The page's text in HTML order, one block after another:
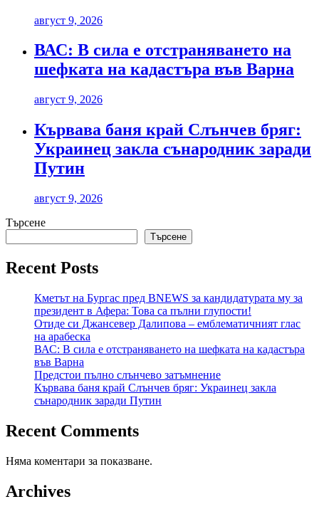
август 9, 2026
ВАС: В сила е отстраняването на
шефката на кадастъра във Варна
август 9, 2026
Кървава баня край Слънчев бряг:
Украинец закла сънародник заради
Путин
август 9, 2026
Търсене
Търсене
Recent Posts
Кметът на Бургас пред BNEWS за кандидатурата му за
президент в Афера: Това са пълни глупости!
Отиде си Джансевер Далипова – емблематичният глас
на арабеска
ВАС: В сила е отстраняването на шефката на кадастъра
във Варна
Предстои пълно слънчево затъмнение
Кървава баня край Слънчев бряг: Украинец закла
сънародник заради Путин
Recent Comments
Няма коментари за показване.
Archives